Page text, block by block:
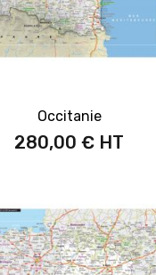
Occitanie
280,00 €